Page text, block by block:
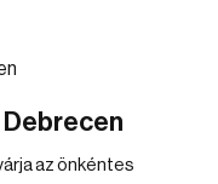
Debrecen
az önkéntes